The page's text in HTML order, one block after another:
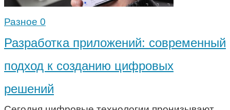
Разное 0
Разработка приложений: современный
подход к созданию цифровых
решений